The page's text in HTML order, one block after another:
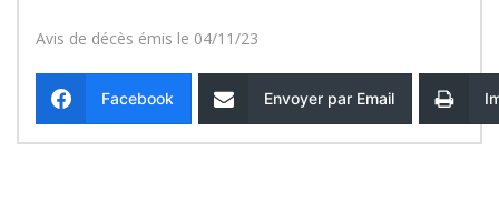
Avis de décès émis le 04/11/23
Facebook Envoyer par Email